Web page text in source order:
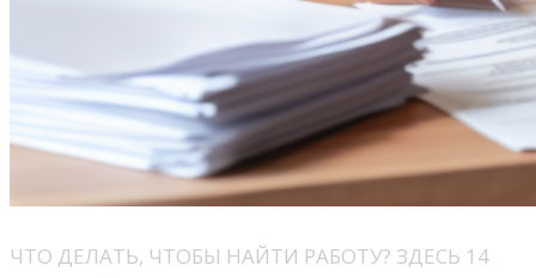
ЧТО ДЕЛАТЬ, ЧТОБЫ НАЙТИ РАБОТУ? ЗДЕСЬ 14